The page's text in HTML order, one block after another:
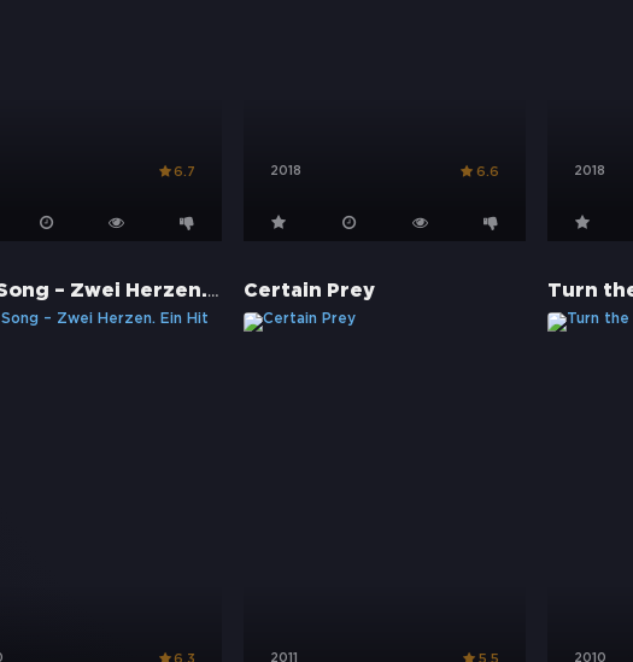
6.7 2018 6.6 2018
Love Song – Zwei Herzen. Ein Hit Certain Prey
2011
Turn
2010